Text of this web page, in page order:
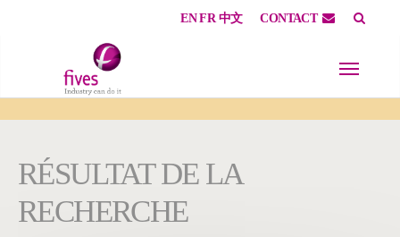
EN FR 中文 CONTACT
RÉSULTAT DE LA
RECHERCHE